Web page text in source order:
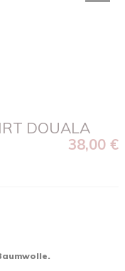
DOUALA
38,00 €